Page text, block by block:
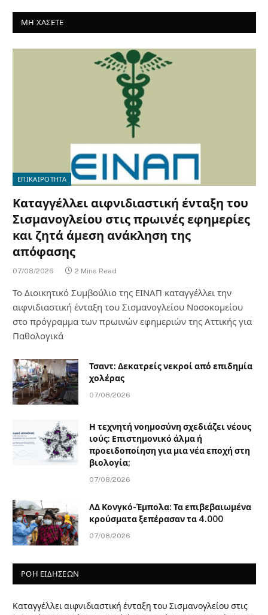
ΜΗ ΧΑΣΕΤΕ
ΕΠΙΚΑΙΡΟΤΗΤΑ
Καταγγέλλει αιφνιδιαστική ένταξη του
Σισμανογλείου στις πρωινές εφημερίες
και ζητά άμεση ανάκληση της
απόφασης
07/08/2026 2 Mins Read
Το Διοικητικό Συμβούλιο της ΕΙΝΑΠ καταγγέλλει την
αιφνιδιαστική ένταξη του Σισμανογλείου Νοσοκομείου
στο πρόγραμμα των πρωινών εφημεριών της Αττικής για
Παθολογικά
Τσαντ: Δεκατρείς νεκροί από επιδημία
χολέρας
07/08/2026
Η τεχνητή νοημοσύνη σχεδιάζει νέους
ιούς: Επιστημονικό άλμα ή
προειδοποίηση για μια νέα εποχή στη
βιολογία;
07/08/2026
ΛΔ Κονγκό-Έμπολα: Τα επιβεβαιωμένα
κρούσματα ξεπέρασαν τα 4.000
07/08/2026
ΡΟΗ ΕΙΔΗΣΕΩΝ
Καταγγέλλει αιφνιδιαστική ένταξη του Σισμανογλείου στις